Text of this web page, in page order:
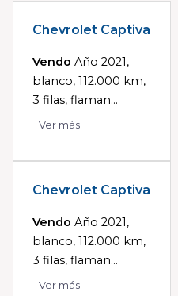
Chevrolet Captiva
Vendo Año 2021,
blanco, 112.000 km,
3 filas, flaman...
Ver más
Chevrolet Captiva
Vendo Año 2021,
blanco, 112.000 km,
3 filas, flaman...
Ver más